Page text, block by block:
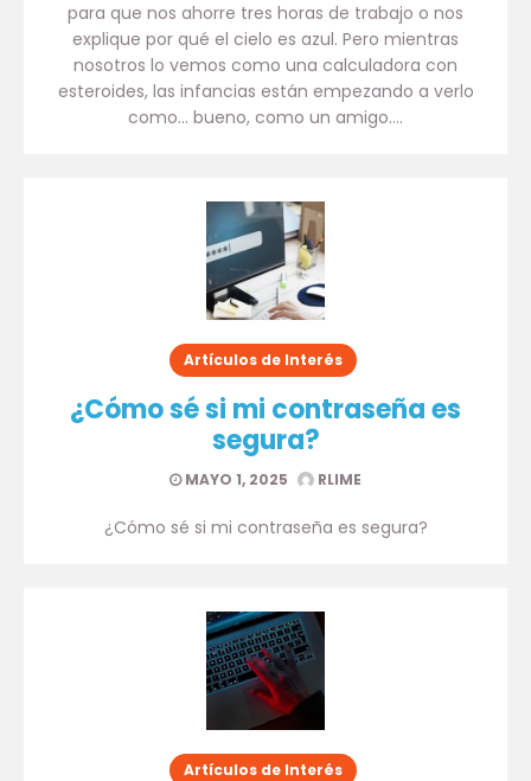
para que nos ahorre tres horas de trabajo o nos
explique por qué el cielo es azul. Pero mientras
nosotros lo vemos como una calculadora con
esteroides, las infancias están empezando a verlo
como… bueno, como un amigo….
Artículos de Interés
¿Cómo sé si mi contraseña es
segura?
MAYO 1, 2025 RLIME
¿Cómo sé si mi contraseña es segura?
Artículos de Interés